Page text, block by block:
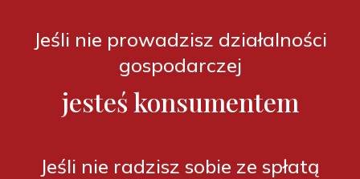
Jeśli nie prowadzisz działalności
gospodarczej
jesteś konsumentem
Jeśli nie radzisz sobie ze spłatą